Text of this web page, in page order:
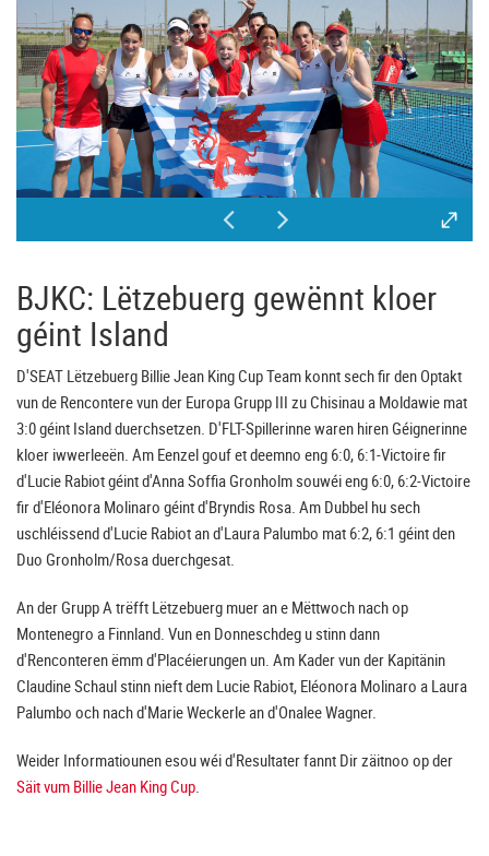
BJKC: Lëtzebuerg gewënnt kloer
géint Island
D'SEAT Lëtzebuerg Billie Jean King Cup Team konnt sech fir den Optakt
vun de Rencontere vun der Europa Grupp III zu Chisinau a Moldawie mat
3:0 géint Island duerchsetzen. D'FLT-Spillerinne waren hiren Géignerinne
kloer iwwerleeën. Am Eenzel gouf et deemno eng 6:0, 6:1-Victoire fir
d'Lucie Rabiot géint d'Anna Soffia Gronholm souwéi eng 6:0, 6:2-Victoire
fir d'Eléonora Molinaro géint d'Bryndis Rosa. Am Dubbel hu sech
uschléissend d'Lucie Rabiot an d'Laura Palumbo mat 6:2, 6:1 géint den
Duo Gronholm/Rosa duerchgesat.
An der Grupp A trëfft Lëtzebuerg muer an e Mëttwoch nach op
Montenegro a Finnland. Vun en Donneschdeg u stinn dann
d'Renconteren ëmm d'Placéierungen un. Am Kader vun der Kapitänin
Claudine Schaul stinn nieft dem Lucie Rabiot, Eléonora Molinaro a Laura
Palumbo och nach d'Marie Weckerle an d'Onalee Wagner.
Weider Informatiounen esou wéi d'Resultater fannt Dir zäitnoo op der
Säit vum Billie Jean King Cup.